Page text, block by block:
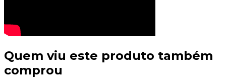
Quem viu este produto também
comprou